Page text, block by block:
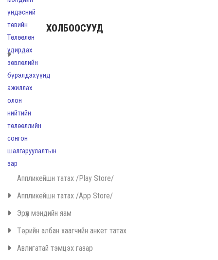
ХОЛБООСУУД
Аппликейшн татах /Play Store/
Аппликейшн татах /App Store/
Эрүүл мэндийн яам
Төрийн албан хаагчийн анкет татах
Авлигатай тэмцэх газар